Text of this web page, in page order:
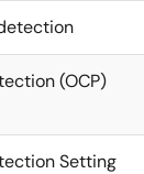
(OCP)
Setting